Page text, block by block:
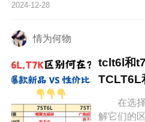
应该如
2024-12-28
情为何物
tclt6l和
TCLT6L
在选择
解它们的